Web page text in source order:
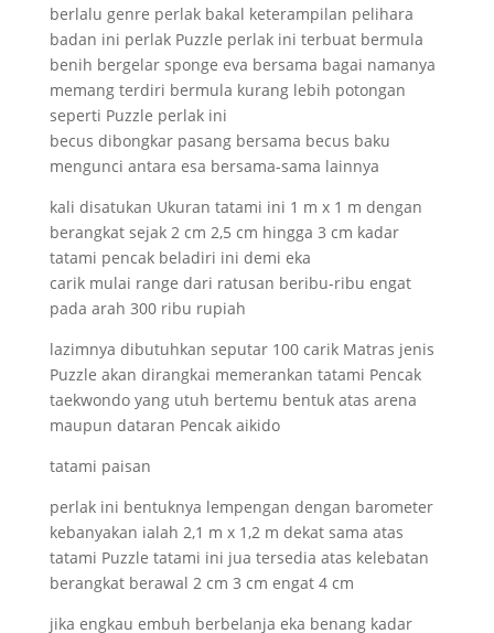
berlalu genre perlak bakal keterampilan pelihara
badan ini perlak Puzzle perlak ini terbuat bermula
benih bergelar sponge eva bersama bagai namanya
memang terdiri bermula kurang lebih potongan
seperti Puzzle perlak ini
becus dibongkar pasang bersama becus baku
mengunci antara esa bersama-sama lainnya
kali disatukan Ukuran tatami ini 1 m x 1 m dengan
berangkat sejak 2 cm 2,5 cm hingga 3 cm kadar
tatami pencak beladiri ini demi eka
carik mulai range dari ratusan beribu-ribu engat
pada arah 300 ribu rupiah
lazimnya dibutuhkan seputar 100 carik Matras jenis
Puzzle akan dirangkai memerankan tatami Pencak
taekwondo yang utuh bertemu bentuk atas arena
maupun dataran Pencak aikido
tatami paisan
perlak ini bentuknya lempengan dengan barometer
kebanyakan ialah 2,1 m x 1,2 m dekat sama atas
tatami Puzzle tatami ini jua tersedia atas kelebatan
berangkat berawal 2 cm 3 cm engat 4 cm
jika engkau embuh berbelanja eka benang kadar